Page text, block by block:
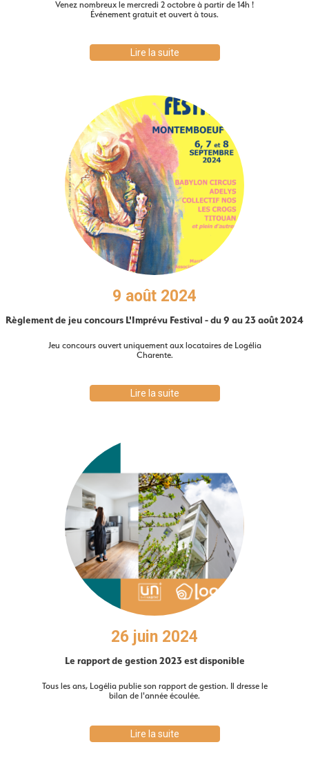
Venez nombreux le mercredi 2 octobre à partir de 14h !
Événement gratuit et ouvert à tous.
Lire la suite
9 août 2024
Règlement de jeu concours L'Imprévu Festival - du 9 au 23 août 2024
Jeu concours ouvert uniquement aux locataires de Logélia
Charente.
Lire la suite
26 juin 2024
Le rapport de gestion 2023 est disponible
Tous les ans, Logélia publie son rapport de gestion. Il dresse le
bilan de l'année écoulée.
Lire la suite